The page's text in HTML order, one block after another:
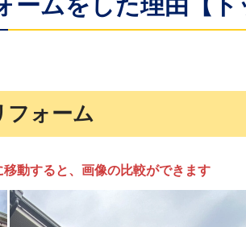
フォーム
移動すると、画像の比較ができます